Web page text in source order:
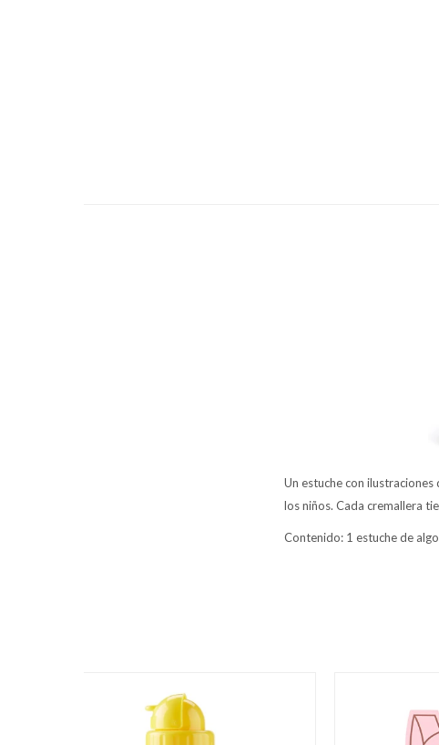
Un estuche con
los niños. Cada cremallera
Contenido: 1 estuche de